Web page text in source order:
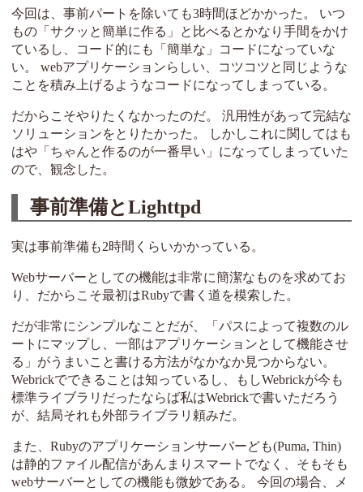
今回は、事前パートを除いても3時間ほどかかった。 いつ
もの「サクッと簡単に作る」と比べるとかなり手間をかけ
ているし、コード的にも「簡単な」コードになっていな
い。 webアプリケーションらしい、コツコツと同じような
ことを積み上げるようなコードになってしまっている。
だからこそやりたくなかったのだ。 汎用性があって完結な
ソリューションをとりたかった。 しかしこれに関してはも
はや「ちゃんと作るのが一番早い」になってしまっていた
ので、観念した。
事前準備とLighttpd
実は事前準備も2時間くらいかかっている。
Webサーバーとしての機能は非常に簡潔なものを求めてお
り、だからこそ最初はRubyで書く道を模索した。
だが非常にシンプルなことだが、「パスによって複数のル
ートにマップし、一部はアプリケーションとして機能させ
る」がうまいこと書ける方法がなかなか見つからない。
Webrickでできることは知っているし、もしWebrickが今も
標準ライブラリだったならば私はWebrickで書いただろう
が、結局それも外部ライブラリ頼みだ。
また、Rubyのアプリケーションサーバーども(Puma, Thin)
は静的ファイル配信があんまりスマートでなく、そもそも
webサーバーとしての機能も微妙である。 今回の場合、メ